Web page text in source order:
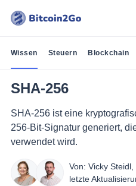
Wissen Steuern Blockchain
SHA-256
SHA-256 ist eine
256-Bit-Signatur generiert,
verwendet wird.
Von: Vicky Steidl
letzte